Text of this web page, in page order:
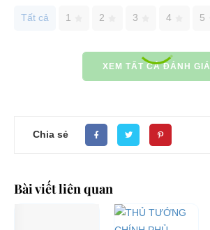
Tất cả 1 2 3 4 5
XEM TẤT CẢ ĐÁNH GIÁ
Chia sẻ
Bài viết liên quan